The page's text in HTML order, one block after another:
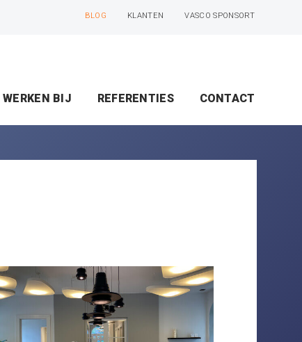
WERKEN BIJ REFERENTIES CONTACT
BLOG KLANTEN VASCO SPONSORT